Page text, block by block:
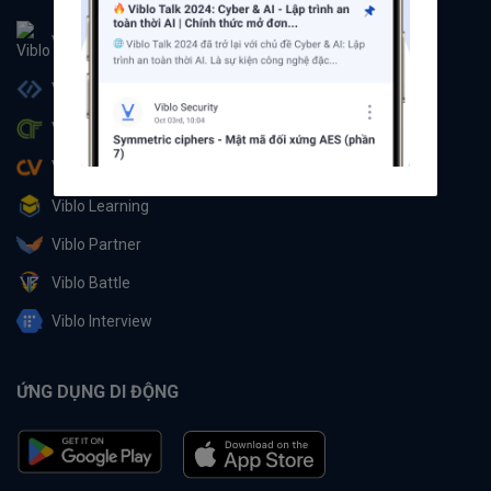
Viblo
Viblo Code
Viblo CTF
Viblo CV
Viblo Learning
Viblo Partner
Viblo Battle
Viblo Interview
ỨNG DỤNG DI ĐỘNG